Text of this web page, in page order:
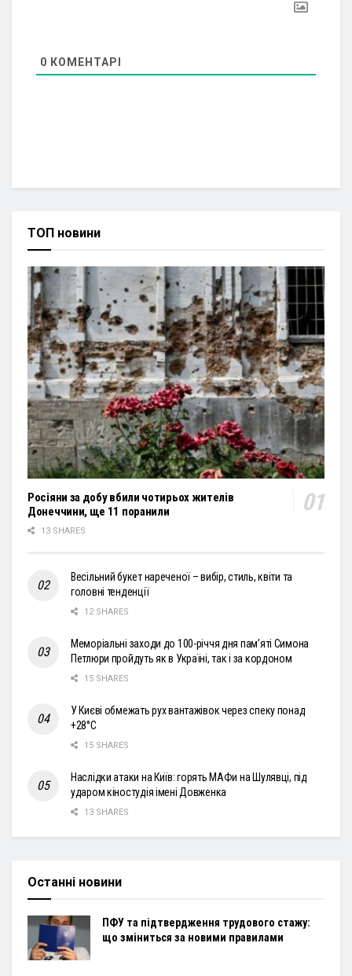
0 КОМЕНТАРІ
ТОП новини
Росіяни за добу вбили чотирьох жителів
Донеччини, ще 11 поранили
13 SHARES
Весільний букет нареченої – вибір, стиль, квіти та
головні тенденції
12 SHARES
Меморіальні заходи до 100-річчя дня пам’яті Симона
Петлюри пройдуть як в Україні, так і за кордоном
15 SHARES
У Києві обмежать рух вантажівок через спеку понад
+28°С
15 SHARES
Наслідки атаки на Київ: горять МАФи на Шулявці, під
ударом кіностудія імені Довженка
13 SHARES
Останні новини
ПФУ та підтвердження трудового стажу:
що зміниться за новими правилами